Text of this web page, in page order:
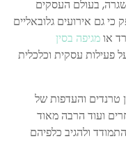
בעולם העסקים
גם אירועים גלובאליים
אומגיפה בסין
פעילות עסקית וכלכלית
טרנדים והעדפות של
ועוד הרבה מאוד
ולהגיב כלפיהם